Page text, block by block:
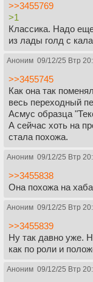
>>3455769
>1
Классика. Надо
из лады голд с
Аноним 09/12/25 Втр
>>3455745
Как она так
весь переходный
Асмус образца
А сейчас хоть на
стала похожа.
Аноним 09/12/25 Втр
>>3455838
Она похожа на
Аноним 09/12/25 Втр
>>3455839
Ну так давно уже.
как по роли и
Аноним 09/12/25 Втр